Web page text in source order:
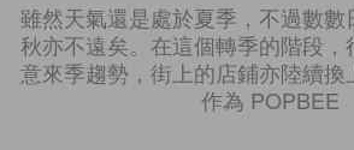
雖然天氣還是處於夏季，不過數數
秋亦不遠矣。在這個轉季的階段，
意來季趨勢，街上的店鋪亦陸續換
作為 POPBEE